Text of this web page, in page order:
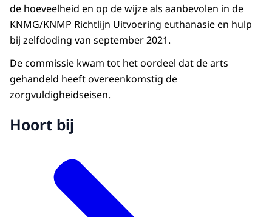
de hoeveelheid en op de wijze als aanbevolen in de
KNMG/KNMP Richtlijn Uitvoering euthanasie en hulp
bij zelfdoding van september 2021.
De commissie kwam tot het oordeel dat de arts
gehandeld heeft overeenkomstig de
zorgvuldigheidseisen.
Hoort bij